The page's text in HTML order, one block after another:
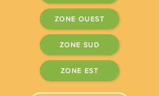
ZONE OUEST
ZONE SUD
ZONE EST